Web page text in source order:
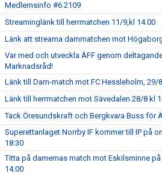
Medlemsinfo #6 2109
Streaminglänk till herrmatchen 11/9,kl 14.00
Länk att streama dammatchen mot
Var med och utveckla ÄFF genom
Marknadsråd!
Länk till Dam-match mot FC Hessleholm, 29/
Länk till herrmatchen mot Sävedalen 28/8 kl
Tack Öresundskraft och Bergkvara Buss för
Superettanlaget Norrby IF kommer till IP på
18:30
Titta på damernas match mot Eskilsminne
14.00